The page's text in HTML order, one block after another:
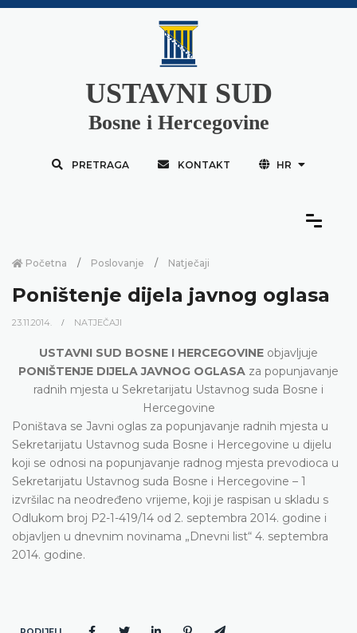
USTAVNI SUD
Bosne i Hercegovine
PRETRAGA KONTAKT HR
Početna Poslovanje Natječaji
Poništenje dijela javnog oglasa
23.11.2014. NATJEČAJI
USTAVNI SUD BOSNE I HERCEGOVINE objavljuje
PONIŠTENJE DIJELA JAVNOG OGLASA za popunjavanje
radnih mjesta u Sekretarijatu Ustavnog suda Bosne i
Hercegovine
Poništava se Javni oglas za popunjavanje radnih mjesta u
Sekretarijatu Ustavnog suda Bosne i Hercegovine u dijelu
koji se odnosi na popunjavanje radnog mjesta prevodioca u
Sekretarijatu Ustavnog suda Bosne i Hercegovine – 1
izvršilac na neodređeno vrijeme, koji je raspisan u skladu s
Odlukom broj P2-1-419/14 od 2. septembra 2014. godine i
objavljen u dnevnim novinama „Dnevni list“ 4. septembra
2014. godine.